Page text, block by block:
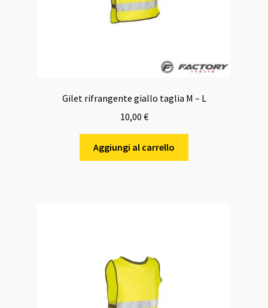
Gilet rifrangente giallo taglia M – L
10,00 €
Aggiungi al carrello